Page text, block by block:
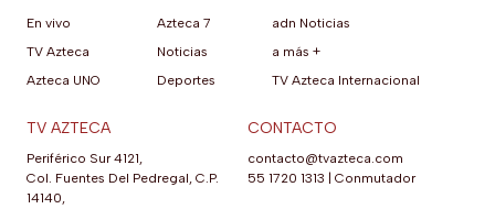
En vivo
TV Azteca
Azteca UNO
Azteca 7
Noticias
Deportes
adn Noticias
a más +
TV Azteca Internacional
TV AZTECA
Periférico Sur 4121,
Col. Fuentes Del Pedregal, C.P.
14140,
CONTACTO
contacto@tvazteca.com
55 1720 1313
Conmutador